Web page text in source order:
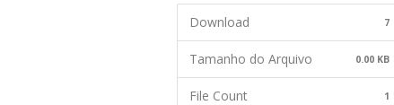
Download 7
Tamanho do Arquivo 0.00 KB
File Count 1